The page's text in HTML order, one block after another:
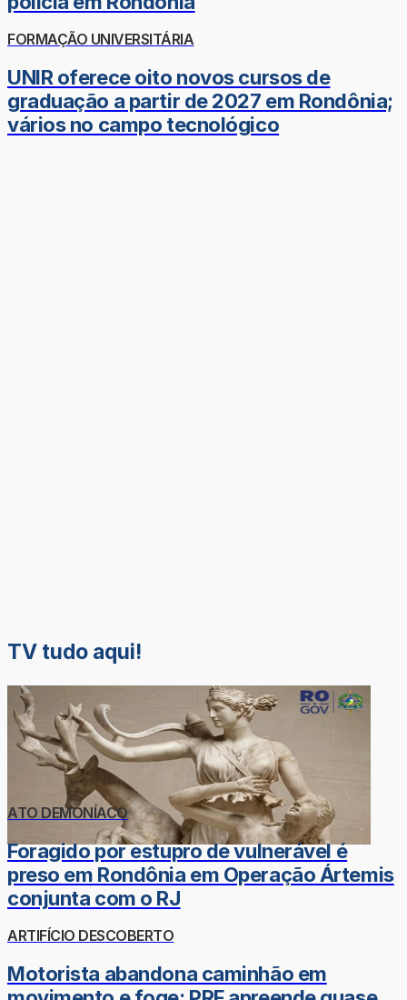
FORMAÇÃO UNIVERSITÁRIA
UNIR oferece oito novos cursos de
graduação a partir de 2027 em Rondônia;
vários no campo tecnológico
TV tudo aqui!
ATO DEMONÍACO
Foragido por estupro de vulnerável é
preso em Rondônia em Operação Ártemis
conjunta com o RJ
ARTIFÍCIO DESCOBERTO
Motorista abandona caminhão em